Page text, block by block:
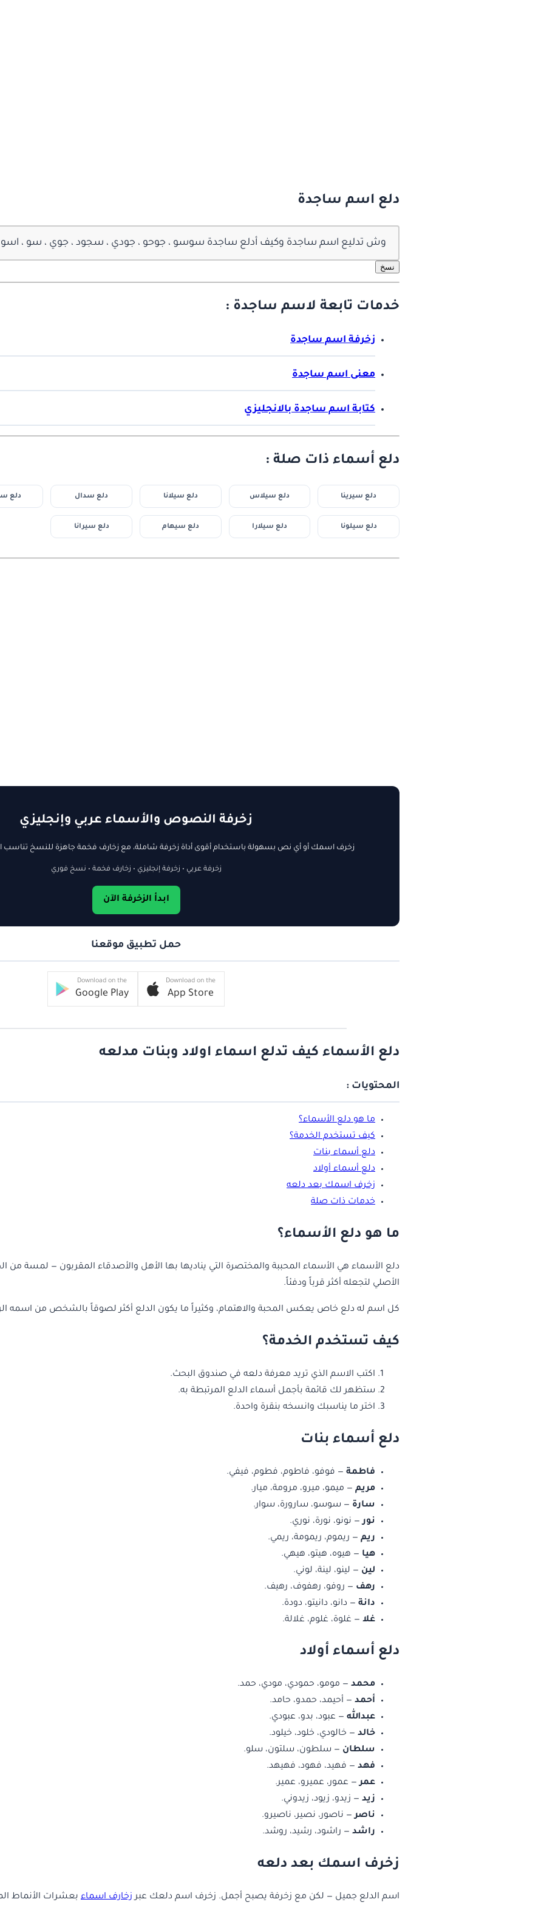
دلع اسم ساجدة
وش تدليع اسم ساجدة وكيف أدلع ساجدة سوسو ، جوحو ، جودي ، سجود ، جوي ، سو ، اسو
نسخ
خدمات تابعة لاسم ساجدة :
زخرفة اسم ساجدة
معنى اسم ساجدة
كتابة اسم ساجدة بالانجليزي
دلع أسماء ذات صلة :
دلع سيرينا دلع سيلاس دلع سيلانا دلع سدال دلع
دلع سيلونا دلع سيلارا دلع سيهام دلع سيرانا
زخرفة النصوص والأسماء عربي وإنجليزي
زخرف اسمك أو أي نص بسهولة باستخدام أقوى أداة زخرفة شاملة، مع زخارف فخمة جاهزة للنسخ تناسب
زخرفة عربي • زخرفة إنجليزي • زخارف فخمة • نسخ فوري
ابدأ الزخرفة الآن
حمل تطبيق موقعنا
Download on the
App Store
Download on the
Google Play
دلع الأسماء كيف تدلع اسماء اولاد وبنات مدلعه
المحتويات :
ما هو دلع الأسماء؟
كيف تستخدم الخدمة؟
دلع أسماء بنات
دلع أسماء أولاد
زخرف اسمك بعد دلعه
خدمات ذات صلة
ما هو دلع الأسماء؟
دلع الأسماء هي الأسماء المحببة والمختصرة التي يناديها بها الأهل والأصدقاء المقربون — لمسة من
الأصلي لتجعله أكثر قرباً ودفئاً.
كل اسم له دلع خاص يعكس المحبة والاهتمام، وكثيراً ما يكون الدلع أكثر لصوقاً بالشخص من اسمه
كيف تستخدم الخدمة؟
اكتب الاسم الذي تريد معرفة دلعه في صندوق البحث.
ستظهر لك قائمة بأجمل أسماء الدلع المرتبطة به.
اختر ما يناسبك وانسخه بنقرة واحدة.
دلع أسماء بنات
فاطمة — فوفو، فاطوم، فطوم، فيفي.
مريم — ميمو، ميرو، مرومة، ميار.
سارة — سوسو، سارورة، سوار.
نور— نونو، نورة، نوري.
ريم — ريموم، ريمومة، ريمي.
هيا — هيوه، هيتو، هيهي.
لين — لينو، لينة، لوني.
رهف — روفو، رهفوف، رهيف.
دانة — دانو، دانيتو، دودة.
غلا — غلوة، غلوم، غلالة.
دلع أسماء أولاد
محمد — مومو، حمودي، مودي، حمد.
أحمد — أحيمد، حمدو، حامد.
عبدالله — عبود، بدو، عبودي.
خالد — خالودي، خلود، خيلود.
سلطان — سلطون، سلتون، سلو.
فهد — فهيد، فهود، فهيهد.
عمر— عمور، عميرو، عمير.
زيد — زيدو، زيود، زيدوني.
ناصر— ناصور، نصير، ناصيرو.
راشد — راشود، رشيد، روشد.
زخرف اسمك بعد دلعه
اسم الدلع جميل — لكن مع زخرفة يصبح أجمل. زخرف اسم دلعك عبرزخارف اسماء بعشرات الأنماط